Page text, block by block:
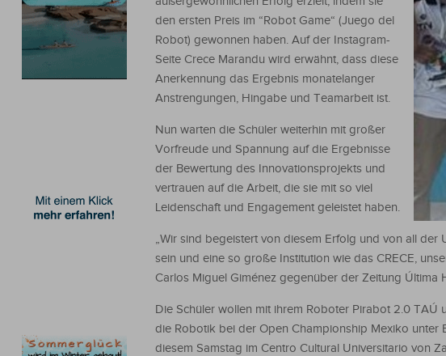
den ersten Preis im “Robot Game“ (Juego del
Robot) gewonnen haben. Auf der Instagram-
Seite Crece Marandu wird erwähnt, dass diese
Anerkennung das Ergebnis monatelanger
Anstrengungen, Hingabe und Teamarbeit ist.
Nun warten die Schüler weiterhin mit großer
Vorfreude und Spannung auf die Ergebnisse
der Bewertung des Innovationsprojekts und
vertrauen auf die Arbeit, die sie mit so viel
Leidenschaft und Engagement geleistet haben.
„Wir sind begeistert von diesem Erfolg und von all der
sein und eine so große Institution wie das CRECE,
Carlos Miguel Giménez gegenüber der Zeitung Última
Die Schüler wollen mit ihrem Roboter Pirabot 2.0 TAÚ
die Robotik bei der Open Championship Mexiko unter
diesem Samstag im Centro Cultural Universitario von